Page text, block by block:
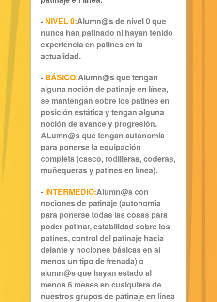
- NIVEL 0:Alumn@s de nivel 0 que
nunca han patinado ni hayan tenido
experiencia en patines en la
actualidad.
- BÁSICO:Alumn@s que tengan
alguna noción de patinaje en línea,
se mantengan sobre los patines en
posición estática y tengan alguna
noción de avance y progresión.
ALumn@s que tengan autonomía
para ponerse la equipación
completa (casco, rodilleras, coderas,
muñequeras y patines en línea).
- INTERMEDIO:Alumn@s con
nociones de patinaje (autonomía
para ponerse todas las cosas para
poder patinar, estabilidad sobre los
patines, control del patinaje hacia
delante y nociones básicas en al
menos un tipo de frenada) o
alumn@s que hayan estado al
menos 6 meses en cualquiera de
nuestros grupos de patinaje en línea